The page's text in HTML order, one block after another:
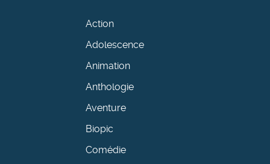
Action
Adolescence
Animation
Anthologie
Aventure
Biopic
Comédie